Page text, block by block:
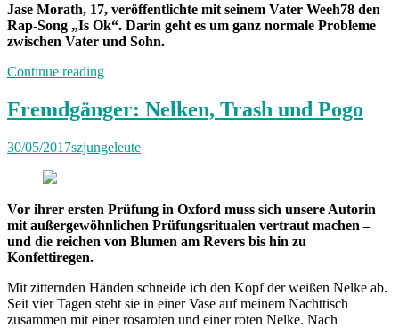
Jase Morath, 17, veröffentlichte mit seinem Vater Weeh78 den
Rap-Song „Is Ok“. Darin geht es um ganz normale Probleme
zwischen Vater und Sohn.
Continue reading„Neuland:
feat.
Jase“
Fremdgänger: Nelken, Trash und Pogo
30/05/2017szjungeleute
Vor ihrer ersten Prüfung in Oxford muss sich unsere Autorin
mit außergewöhnlichen Prüfungsritualen vertraut machen –
und die reichen von Blumen am Revers bis hin zu
Konfettiregen.
Mit zitternden Händen schneide ich den Kopf der weißen Nelke ab.
Seit vier Tagen steht sie in einer Vase auf meinem Nachttisch
zusammen mit einer rosaroten und einer roten Nelke. Nach